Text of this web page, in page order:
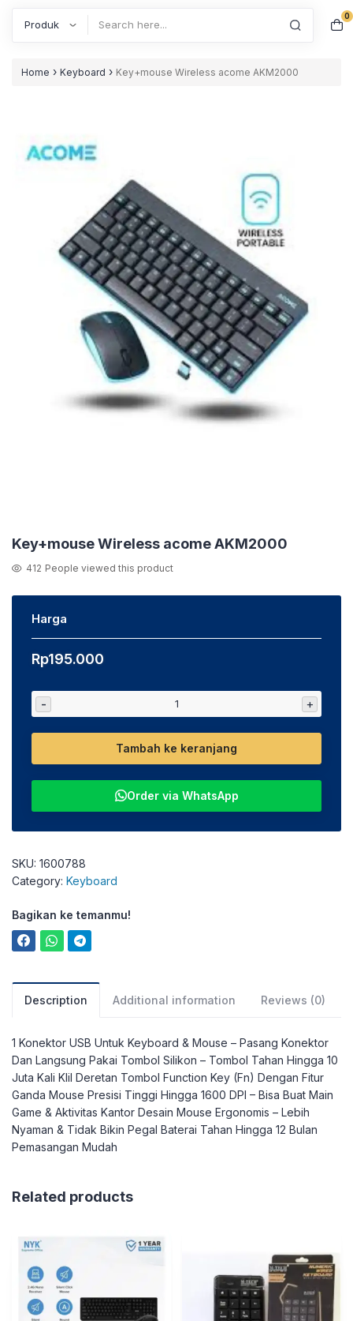
0
Home › Keyboard › Key+mouse Wireless acome AKM2000
Key+mouse Wireless acome AKM2000
412 People viewed this product
Harga
Rp195.000
- +
Tambah ke keranjang
Order via WhatsApp
SKU: 1600788
Category: Keyboard
Bagikan ke temanmu!
Description Additional information Reviews (0)
1 Konektor USB Untuk Keyboard & Mouse – Pasang Konektor
Dan Langsung Pakai Tombol Silikon – Tombol Tahan Hingga 10
Juta Kali Klil Deretan Tombol Function Key (Fn) Dengan Fitur
Ganda Mouse Presisi Tinggi Hingga 1600 DPI – Bisa Buat Main
Game & Aktivitas Kantor Desain Mouse Ergonomis – Lebih
Nyaman & Tidak Bikin Pegal Baterai Tahan Hingga 12 Bulan
Pemasangan Mudah
Related products